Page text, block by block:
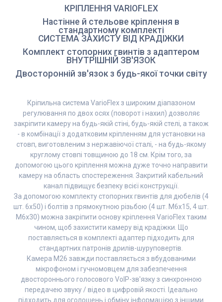
КРІПЛЕННЯ VARIOFLEX
Настінне й стельове кріплення в
стандартному комплекті
СИСТЕМА ЗАХИСТУ ВІД КРАДІЖКИ
Комплект стопорних гвинтів з адаптером
ВНУТРІШНІЙ ЗВ'ЯЗОК
Двосторонній зв'язок з будь-якої точки світу
Кріпильна система VarioFlex з широким діапазоном
регулювання по двох осях (поворот і нахил) дозволяє
закріпити камеру на будь-якій стіні, будь-якій стелі, а також
- в комбінації з додатковим кріпленням для установки на
стовп, виготовленим з нержавіючої сталі, - на будь-якому
круглому стовпі товщиною до 18 см. Крім того, за
допомогою цього кріплення можна дуже точно направити
камеру на область спостереження. Закритий кабельний
канал підвищує безпеку всієї конструкції.
За допомогою комплекту стопорних гвинтів для дюбелів (4
шт. 6x50) і болтів з прямокутною різьбою (4 шт. M6x15, 4 шт.
M6x30) можна закріпити основу кріплення VarioFlex таким
чином, щоб захистити камеру від крадіжки. Що
поставляється в комплекті адаптер підходить для
стандартних патронів дрилів-шуруповертів.
Камера M26 завжди поставляється з вбудованими
мікрофоном і гучномовцем для забезпечення
двостороннього голосового VoIP-зв'язку з синхронною
передачею звуку / відео в цифровій якості. Ідеально
підходить для оголошень і обміну інформацією з іншими